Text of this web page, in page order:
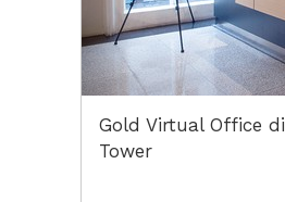
Gold Virtual Office
Tower